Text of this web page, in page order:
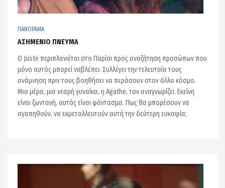
ΠΑΝΟΡΑΜΑ
ΑΣΗΜΕΝΙΟ ΠΝΕΥΜΑ
Ο Juste περιπλανιέται στο Παρίσι προς αναζήτηση προσώπων που
μόνο αυτός μπορεί ναβλέπει. Συλλέγει την τελευταία τους
ανάμνηση πριν τους βοηθήσει να περάσουν στον άλλο κόσμο.
Μια μέρα, μια νεαρή γυναίκα, η Agathe, τον αναγνωρίζει. Εκείνη
είναι ζωντανή, αυτός είναι φάντασμα. Πως θα μπορέσουν να
αγαπηθούν, να εκμεταλλευτούν αυτή την δεύτερη ευκαιρία;